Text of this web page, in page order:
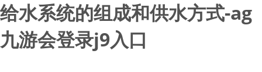
给水系统的组成和供水方式-ag
九游会登录j9入口